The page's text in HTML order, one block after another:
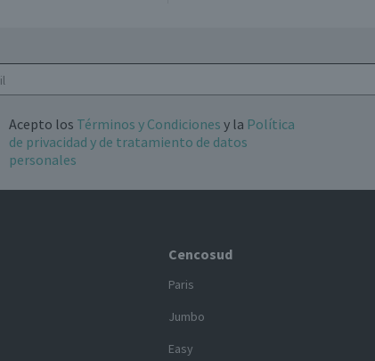
Acepto los Términos y Condiciones y la Política
de privacidad y de tratamiento de datos
personales
Cencosud
Paris
Jumbo
Easy